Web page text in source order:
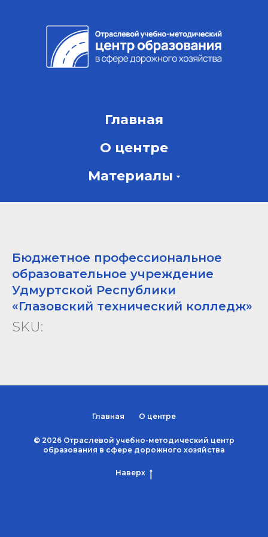
Главная
О центре
Материалы
Бюджетное профессиональное
образовательное учреждение
Удмуртской Республики
«Глазовский технический колледж»
SKU:
Главная О центре
© 2026 Отраслевой учебно-методический центр
образования в сфере дорожного хозяйства
Наверх